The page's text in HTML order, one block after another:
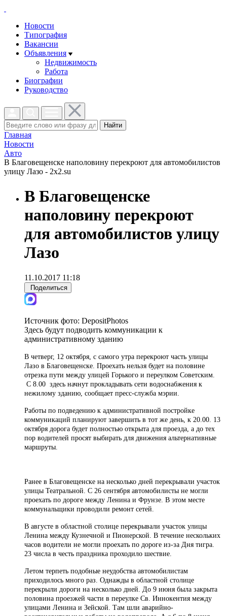
Новости
Типография
Вакансии
Объявления
Недвижимость
Работа
Биографии
Руководство
Найти
Главная
Новости
Авто
В Благовещенске наполовину перекроют для автомобилистов
улицу Лазо - 2x2.su
В Благовещенске
наполовину перекроют
для автомобилистов улицу
Лазо
11.10.2017 11:18
Поделиться
Источник фото: DepositPhotos
Здесь будут подводить коммуникации к
административному зданию
В четверг, 12 октября, с самого утра перекроют часть улицы
Лазо в Благовещенске. Проехать нельзя будет на половине
отрезка пути между улицей Горького и переулком Советским.
С 8.00 здесь начнут прокладывать сети водоснабжения к
нежилому зданию, сообщает пресс-служба мэрии.
Работы по подведению к административной постройке
коммуникаций планируют завершить в тот же день, к 20.00. 13
октября дорога будет полностью открыта для проезда, а до тех
пор водителей просят выбирать для движения альтернативные
маршруты.
Ранее в Благовещенске на несколько дней перекрывали участок
улицы Театральной. С 26 сентября автомобилисты не могли
проехать по дороге между Ленина и Фрунзе. В этом месте
коммунальщики проводили ремонт сетей.
В августе в областной столице перекрывали участок улицы
Ленина между Кузнечной и Пионерской. В течение нескольких
часов водители не могли проехать по дороге из-за Дня тигра.
23 числа в честь праздника проходило шествие.
Летом терпеть подобные неудобства автомобилистам
приходилось много раз. Однажды в областной столице
перекрыли дороги на несколько дней. До 9 июня была закрыта
половина проезжей части в переулке Св. Иннокентия между
улицами Ленина и Зейской. Там шли аварийно-